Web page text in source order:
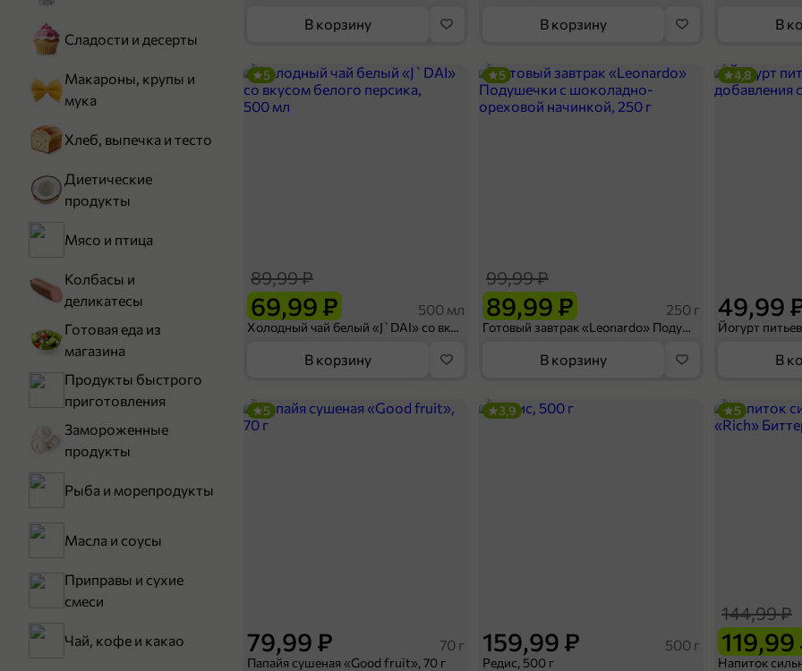
Сладости и десерты
Макароны, крупы и
мука
Хлеб, выпечка и тесто
Диетические
продукты
Мясо и птица
Колбасы и
деликатесы
Готовая еда из
магазина
Продукты быстрого
приготовления
Замороженные
продукты
Рыба и морепродукты
Масла и соусы
Приправы и сухие
смеси
Чай, кофе и какао
В корзину В корзину В
69,99 ₽
89,99 ₽
500 мл
Холодный чай белый «J`DAI» со вкусом белого персика, 500 мл
5
В корзину
89,99 ₽
99,99 ₽
250 г
Готовый завтрак «Leonardo» Подушечки с шоколадно-ореховой начинкой, 250 г
5
В корзину
49,99
4,8
В
79,99 ₽ 70 г
Папайя сушеная «Good fruit», 70 г
5
159,99 ₽ 500 г
Редис, 500 г
3,9
119,99
144,99 ₽
5